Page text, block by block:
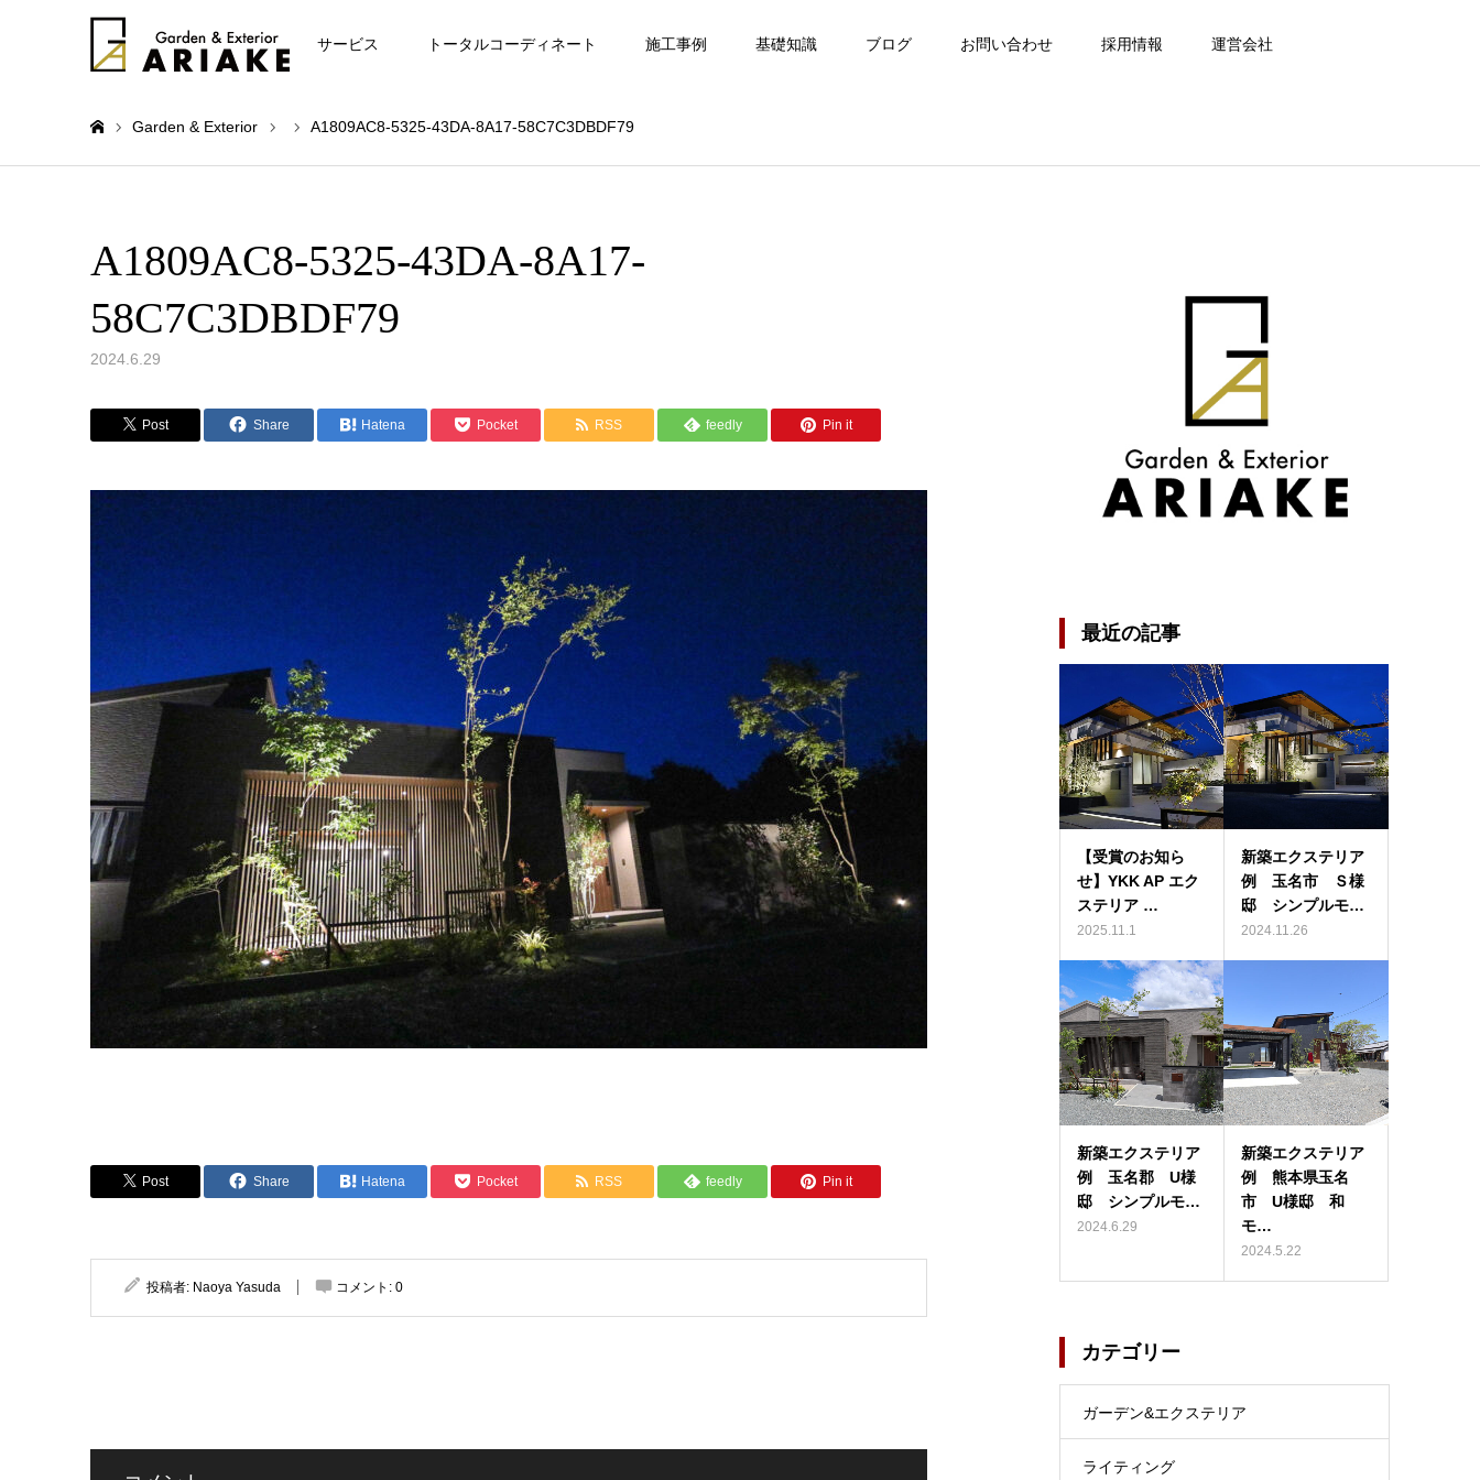
お知らせ サービス トータルコーディネート 施工事例 基礎知識 ブログ お問い合わせ 採用情報 運営会社
Garden & Exterior A1809AC8-5325-43DA-8A17-58C7C3DBDF79
A1809AC8-5325-43DA-8A17-
58C7C3DBDF79
2024.6.29
Post Share Hatena Pocket RSS feedly Pin it
Post Share Hatena Pocket RSS feedly Pin it
投稿者: Naoya Yasuda コメント: 0
最近の記事
【受賞のお知ら
せ】YKK AP エク
ステリア …
2025.11.1
新築エクステリア
例 玉名市 Ｓ様
邸 シンプルモ…
2024.11.26
新築エクステリア
例 玉名郡 U様
邸 シンプルモ…
2024.6.29
新築エクステリア
例 熊本県玉名
市 U様邸 和
モ…
2024.5.22
カテゴリー
ガーデン&エクステリア
ライティング